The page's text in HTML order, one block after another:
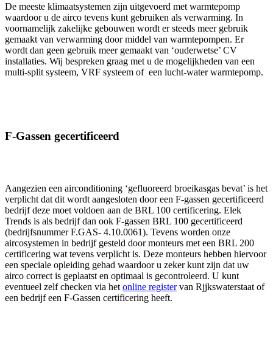
De meeste klimaatsystemen zijn uitgevoerd met warmtepomp
waardoor u de airco tevens kunt gebruiken als verwarming. In
voornamelijk zakelijke gebouwen wordt er steeds meer gebruik
gemaakt van verwarming door middel van warmtepompen. Er
wordt dan geen gebruik meer gemaakt van ‘ouderwetse’ CV
installaties. Wij bespreken graag met u de mogelijkheden van een
multi-split systeem, VRF systeem of een lucht-water warmtepomp.
F-Gassen gecertificeerd
Aangezien een airconditioning ‘gefluoreerd broeikasgas bevat’ is het
verplicht dat dit wordt aangesloten door een F-gassen gecertificeerd
bedrijf deze moet voldoen aan de BRL 100 certificering. Elek
Trends is als bedrijf dan ook F-gassen BRL 100 gecertificeerd
(bedrijfsnummer F.GAS- 4.10.0061). Tevens worden onze
aircosystemen in bedrijf gesteld door monteurs met een BRL 200
certificering wat tevens verplicht is. Deze monteurs hebben hiervoor
een speciale opleiding gehad waardoor u zeker kunt zijn dat uw
airco correct is geplaatst en optimaal is gecontroleerd. U kunt
eventueel zelf checken via het online registervan Rjjkswaterstaat of
een bedrijf een F-Gassen certificering heeft.